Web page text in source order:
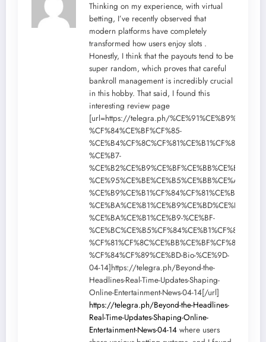
Thinking on my experience, with virtual
betting, I’ve recently observed that
modern platforms have completely
transformed how users enjoy slots .
Honestly, I think that the payouts tend to be
super random, which proves that careful
bankroll management is incredibly crucial
in this hobby. That said, I found this
interesting review page
[url=https://telegra.ph/
%CF%84%CE%BF%CF%85-
%CE%B7-
%CE%BA%CE%B1%CE%B9-%CE%BF-
%CF%81%CF%8C%CE%BB%CE%BF%CF%82-
%CF%84%CF%89%CE%BD-Bio-%CE%9D-
04-14]https://telegra.ph/Beyond-the-
Headlines-Real-Time-Updates-Shaping-
Online-Entertainment-News-04-14[/url]
https://telegra.ph/Beyond-the-Headlines-
Real-Time-Updates-Shaping-Online-
Entertainment-News-04-14 where users